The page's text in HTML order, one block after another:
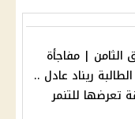
| مفاجأة
ريناد عادل ..
للتنمر